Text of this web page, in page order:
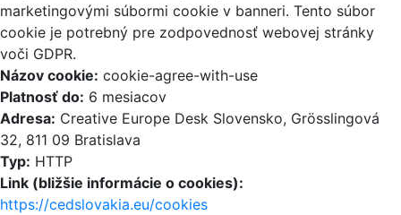
marketingovými súbormi cookie v banneri. Tento súbor
cookie je potrebný pre zodpovednosť webovej stránky
voči GDPR.
Názov cookie: cookie-agree-with-use
Platnosť do: 6 mesiacov
Adresa: Creative Europe Desk Slovensko, Grösslingová
32, 811 09 Bratislava
Typ: HTTP
Link (bližšie informácie o cookies):
https://cedslovakia.eu/cookies